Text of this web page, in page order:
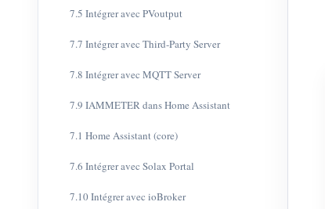
7.5 Intégrer avec PVoutput
7.7 Intégrer avec Third-Party Server
7.8 Intégrer avec MQTT Server
7.9 IAMMETER dans Home Assistant
7.1 Home Assistant (core)
7.6 Intégrer avec Solax Portal
7.10 Intégrer avec ioBroker